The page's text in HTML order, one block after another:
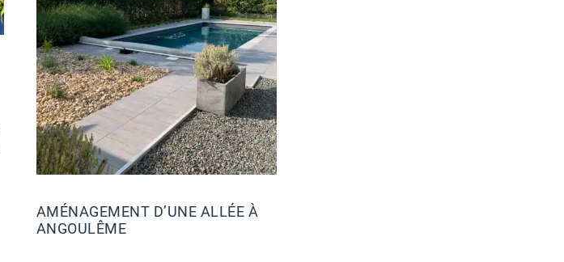
AMÉNAGEMENT D’UNE ALLÉE À
ANGOULÊME